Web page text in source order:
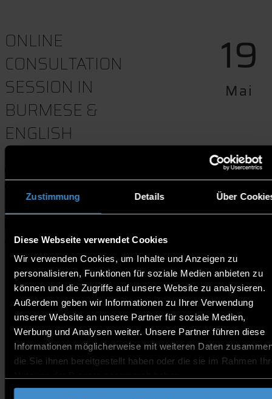
Zustimmung Details Über
Diese Webseite verwendet Cookies
Wir verwenden Cookies, um Inhalte und Anzeigen zu
personalisieren, Funktionen für soziale Medien anbieten zu
können und die Zugriffe auf unsere Website zu analysieren.
Außerdem geben wir Informationen zu Ihrer Verwendung
unserer Website an unsere Partner für soziale Medien,
Werbung und Analysen weiter. Unsere Partner führen diese
Informationen möglicherweise mit weiteren Daten
die Sie ihnen bereitgestellt haben oder die sie im Rahmen
ONLINE
CONSULTATION
SESSION IN
BURMESE &
ENGLISH
Website
19
Mai
Tuesdays at 9am CET in Burmese & English.
Prospective international students will have the
possibility to ask individual questions regarding the
application process, required documents etc. Don’t miss
out on this opportunity to join a session!
Kontakt:
welcome@th-deg.de